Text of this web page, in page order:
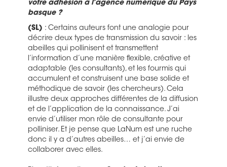
votre adhésion à l’agence numérique du Pays
basque ?
(SL) : Certains auteurs font une analogie pour
décrire deux types de transmission du savoir : les
abeilles qui pollinisent et transmettent
l’information d’une manière flexible, créative et
adaptable (les consultants), et les fourmis qui
accumulent et construisent une base solide et
méthodique de savoir (les chercheurs). Cela
illustre deux approches différentes de la diffusion
et de l’application de la connaissance. J’ai
envie d’utiliser mon rôle de consultante pour
polliniser. Et je pense que LaNum est une ruche
donc il y a d’autres abeilles… et j’ai envie de
collaborer avec elles.